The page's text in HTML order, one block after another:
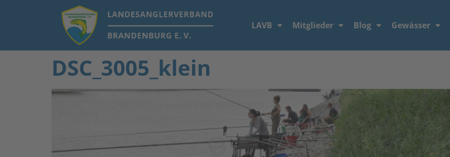
LAVB Mitglieder Blog Gewässer
DSC_3005_klein